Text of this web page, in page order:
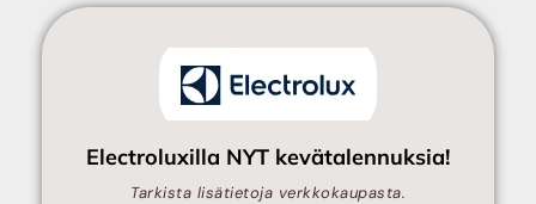
Electroluxilla NYT kevätalennuksia!
Tarkista lisätietoja verkkokaupasta.